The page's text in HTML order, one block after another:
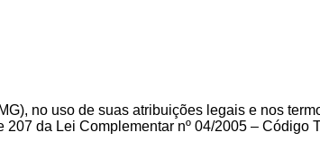
no uso de suas atribuições legais e nos
207 da Lei Complementar nº 04/2005 – Código